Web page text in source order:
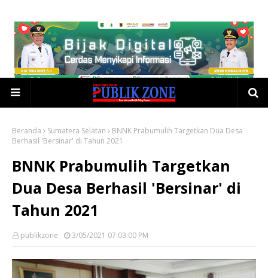
Beranda Sumatera Selatan
BNNK Prabumulih Targetkan Dua Desa
Berhasil 'Bersinar' di Tahun 2021
BNNK Prabumulih Targetkan
Dua Desa Berhasil 'Bersinar' di
Tahun 2021
publikzone 3/05/2021 07:03:00 PM